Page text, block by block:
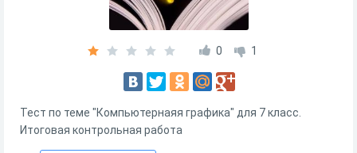
0 1
Тест по теме "Компьютернаяя графика" для 7 класс.
Итоговая контрольная работа